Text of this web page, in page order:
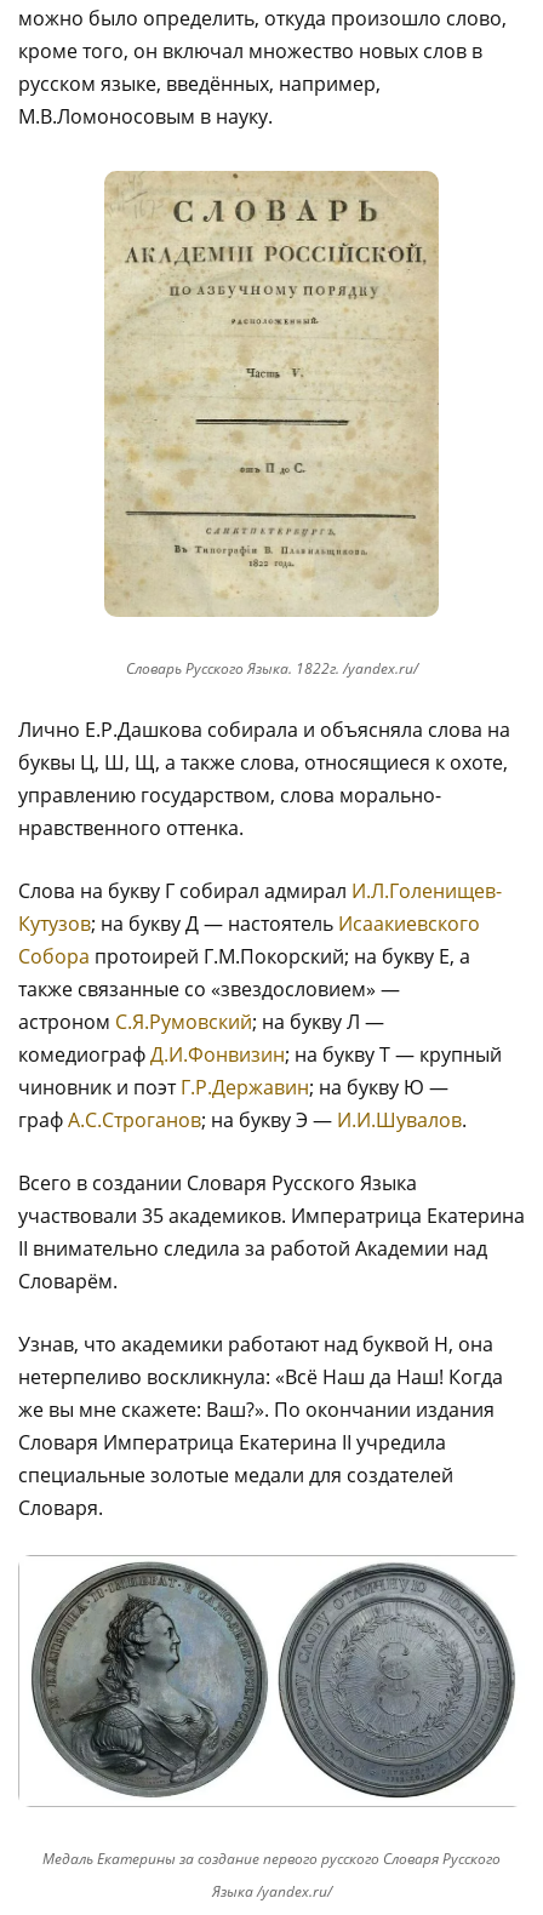
можно было определить, откуда произошло слово,
кроме того, он включал множество новых слов в
русском языке, введённых, например,
М.В.Ломоносовым в науку.
Словарь Русского Языка. 1822г. /yandex.ru/
Лично Е.Р.Дашкова собирала и объясняла слова на
буквы Ц, Ш, Щ, а также слова, относящиеся к охоте,
управлению государством, слова морально-
нравственного оттенка.
Слова на букву Г собирал адмирал И.Л.Голенищев-
Кутузов; на букву Д — настоятель Исаакиевского
Собора протоирей Г.М.Покорский; на букву Е, а
также связанные со «звездословием» —
астроном С.Я.Румовский; на букву Л —
комедиографД.И.Фонвизин; на букву Т — крупный
чиновник и поэтГ.Р.Державин; на букву Ю —
графА.С.Строганов; на букву Э — И.И.Шувалов.
Всего в создании Словаря Русского Языка
участвовали 35 академиков. Императрица Екатерина
II внимательно следила за работой Академии над
Словарём.
Узнав, что академики работают над буквой Н, она
нетерпеливо воскликнула: «Всё Наш да Наш! Когда
же вы мне скажете: Ваш?». По окончании издания
Словаря Императрица Екатерина II учредила
специальные золотые медали для создателей
Словаря.
Медаль Екатерины за создание первого русского Словаря Русского
Языка /yandex.ru/